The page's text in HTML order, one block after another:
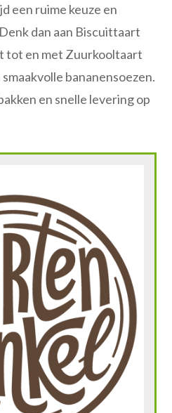
een ruime keuze en
dan aan Biscuittaart
tot en met Zuurkooltaart
bananensoezen.
en snelle levering op